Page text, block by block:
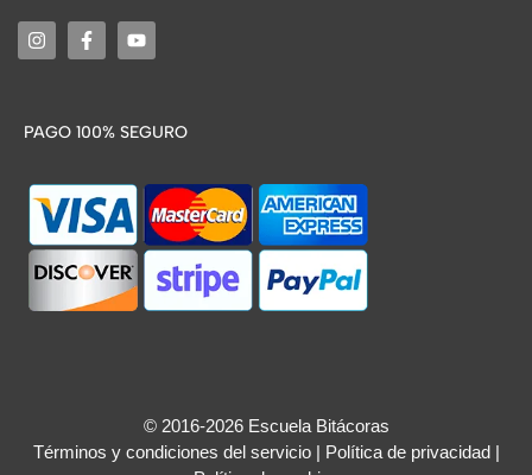
PAGO 100% SEGURO
© 2016-2026 Escuela Bitácoras
Términos y condiciones del servicio| Política de privacidad|